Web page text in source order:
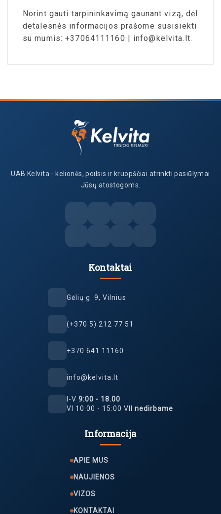
Norint gauti tarpininkavimą gaunant vizą, dėl
detalesnės informacijos prašome susisiekti
su mumis: +37064111160 | info@kelvita.lt.
UAB Kelvita - kelionės, poilsis ir kruopščiai atrinkti pasiūlymai
Jūsų atostogoms.
Kontaktai
Gėlių g. 9, Vilnius
(+370 5) 212 77 51
+370 641 11160
info@kelvita.lt
I-V9:00 - 18.00
VI 10:00 - 15:00 VII nedirbame
Informacija
APIE MUS
NAUJIENOS
VIZOS
KONTAKTAI